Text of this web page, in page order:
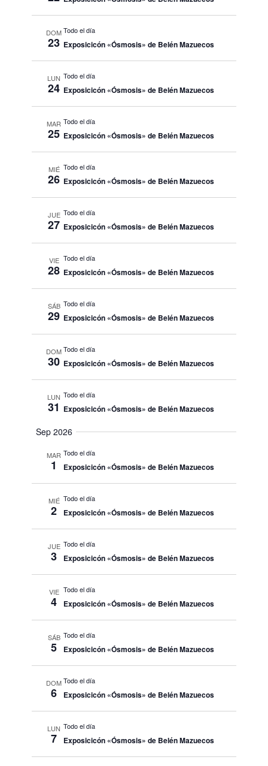
DOM
23
Todo el día
Exposicicón «Ósmosis» de Belén Mazuecos
LUN
24
Todo el día
Exposicicón «Ósmosis» de Belén Mazuecos
MAR
25
Todo el día
Exposicicón «Ósmosis» de Belén Mazuecos
MIÉ
26
Todo el día
Exposicicón «Ósmosis» de Belén Mazuecos
JUE
27
Todo el día
Exposicicón «Ósmosis» de Belén Mazuecos
VIE
28
Todo el día
Exposicicón «Ósmosis» de Belén Mazuecos
SÁB
29
Todo el día
Exposicicón «Ósmosis» de Belén Mazuecos
DOM
30
Todo el día
Exposicicón «Ósmosis» de Belén Mazuecos
LUN
31
Todo el día
Exposicicón «Ósmosis» de Belén Mazuecos
Sep 2026
MAR
1
Todo el día
Exposicicón «Ósmosis» de Belén Mazuecos
MIÉ
2
Todo el día
Exposicicón «Ósmosis» de Belén Mazuecos
JUE
3
Todo el día
Exposicicón «Ósmosis» de Belén Mazuecos
VIE
4
Todo el día
Exposicicón «Ósmosis» de Belén Mazuecos
SÁB
5
Todo el día
Exposicicón «Ósmosis» de Belén Mazuecos
DOM
6
Todo el día
Exposicicón «Ósmosis» de Belén Mazuecos
LUN
7
Todo el día
Exposicicón «Ósmosis» de Belén Mazuecos